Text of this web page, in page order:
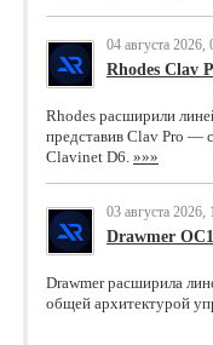
04 августа 2026,
Rhodes Clav
Rhodes расширили
представив Clav Pro —
Clavinet D6. »»»
03 августа 2026,
Drawmer
Drawmer расширила
общей архитектурой